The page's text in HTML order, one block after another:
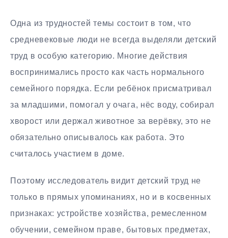
Одна из трудностей темы состоит в том, что
средневековые люди не всегда выделяли детский
труд в особую категорию. Многие действия
воспринимались просто как часть нормального
семейного порядка. Если ребёнок присматривал
за младшими, помогал у очага, нёс воду, собирал
хворост или держал животное за верёвку, это не
обязательно описывалось как работа. Это
считалось участием в доме.
Поэтому исследователь видит детский труд не
только в прямых упоминаниях, но и в косвенных
признаках: устройстве хозяйства, ремесленном
обучении, семейном праве, бытовых предметах,